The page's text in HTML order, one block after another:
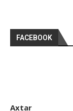
FACEBOOK
Axtar